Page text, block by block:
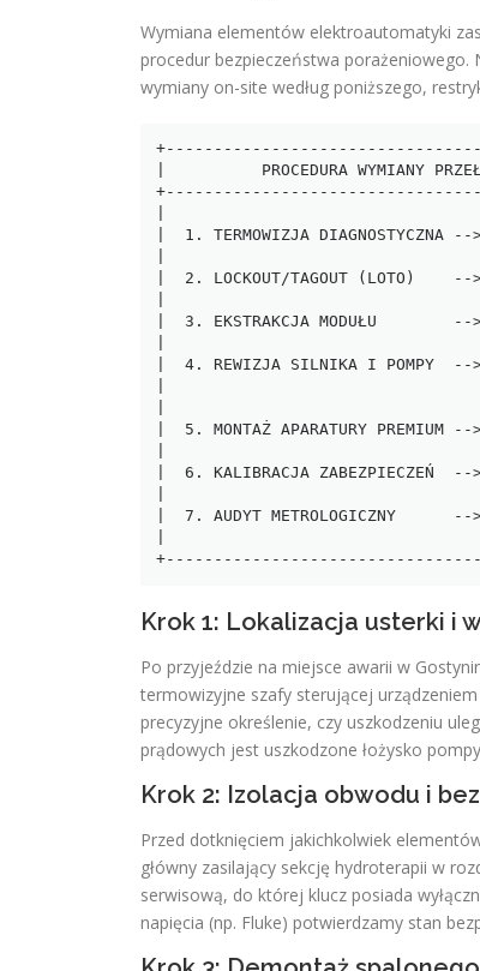
Wymiana elementów elektroautomatyki
procedur bezpieczeństwa porażeniowego.
wymiany on-site według poniższego,
|          PROCEDURA WYMIANY
|  1. TERMOWIZJA
|  2. LOCKOUT/TAGOUT (LOTO)
|  3. EKSTRAKCJA MODUŁU        --
|  4. REWIZJA SILNIKA I
|
|  5. MONTAŻ APARATURY
|  6. KALIBRACJA ZABEZPIECZEŃ
|  7. AUDYT METROLOGICZNY
Krok 1: Lokalizacja usterki i
Po przyjeździe na miejsce awarii w
termowizyjne szafy sterującej
precyzyjne określenie, czy uszkodzeniu
prądowych jest uszkodzone łożysko
Krok 2: Izolacja obwodu i
Przed dotknięciem jakichkolwiek
główny zasilający sekcję hydroterapii w
serwisową, do której klucz posiada
napięcia (np. Fluke) potwierdzamy stan